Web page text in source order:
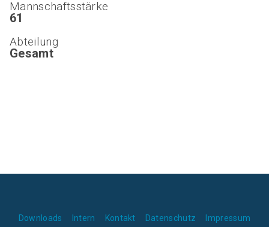
Mannschaftsstärke
61
Abteilung
Gesamt
Downloads Intern Kontakt Datenschutz
Impressum